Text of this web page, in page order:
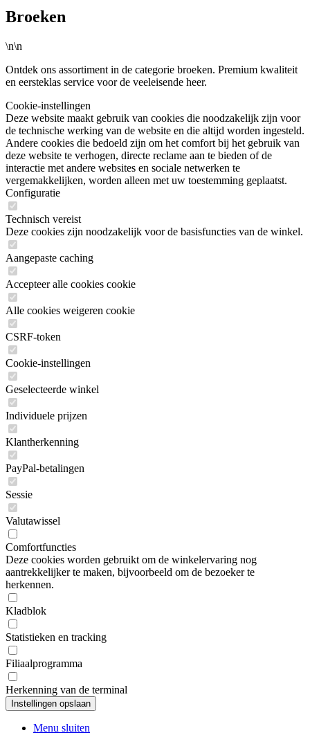
Broeken
\n\n
Ontdek ons assortiment in de categorie broeken. Premium kwaliteit
en eersteklas service voor de veeleisende heer.
Cookie-instellingen
Deze website maakt gebruik van cookies die noodzakelijk zijn voor
de technische werking van de website en die altijd worden ingesteld.
Andere cookies die bedoeld zijn om het comfort bij het gebruik van
deze website te verhogen, directe reclame aan te bieden of de
interactie met andere websites en sociale netwerken te
vergemakkelijken, worden alleen met uw toestemming geplaatst.
Configuratie
Technisch vereist
Deze cookies zijn noodzakelijk voor de basisfuncties van de winkel.
Aangepaste caching
Accepteer alle cookies cookie
Alle cookies weigeren cookie
CSRF-token
Cookie-instellingen
Geselecteerde winkel
Individuele prijzen
Klantherkenning
PayPal-betalingen
Sessie
Valutawissel
Comfortfuncties
Deze cookies worden gebruikt om de winkelervaring nog
aantrekkelijker te maken, bijvoorbeeld om de bezoeker te
herkennen.
Kladblok
Statistieken en tracking
Filiaalprogramma
Herkenning van de terminal
Menu sluiten